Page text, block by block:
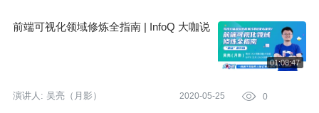
前端可视化领域修炼全指南 | InfoQ 大咖说
演讲人: 吴亮（月影） 2020-05-25  0